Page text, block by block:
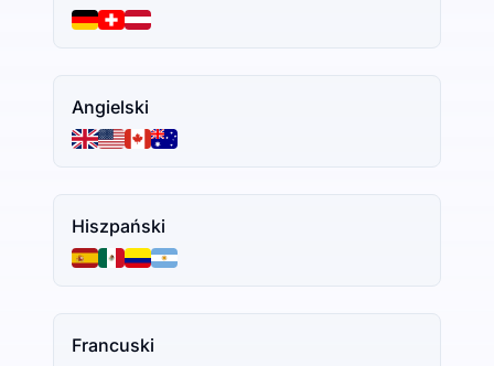
Angielski
Hiszpański
Francuski